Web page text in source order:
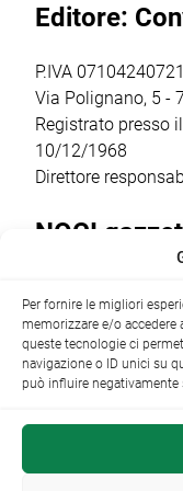
ha coinvolto
il
Editore:
P.IVA 07104240721
Via Polignano, 5 -
Registrato presso
10/12/1968
Direttore
NOCI
+39 080 4979274
Archivio
Per fornire le migliori
memorizzare e/o
queste tecnologie ci
navigazione o ID unici su
può influire